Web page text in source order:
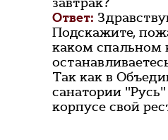
Ответ:
Подскажите,
каком спальном
Так как в
санатории
корпусе свой